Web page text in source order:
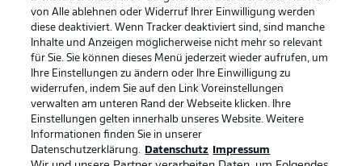
Rechtliche Hinweise Voreinstellungen verwalten
Datenschutz Nutzungsbedingungen
Broadcaster Kontakt
Jobs Impressum
Partner Spieler
Liveticker
von Alle ablehnen oder Widerruf Ihrer Einwilligung werden
diese deaktiviert. Wenn Tracker deaktiviert sind, sind manche
Inhalte und Anzeigen möglicherweise nicht mehr so relevant
für Sie. Sie können dieses Menü jederzeit wieder aufrufen, um
Ihre Einstellungen zu ändern oder Ihre Einwilligung zu
widerrufen, indem Sie auf den Link Voreinstellungen
verwalten am unteren Rand der Webseite klicken. Ihre
Einstellungen gelten innerhalb unseres Website. Weitere
Informationen finden Sie in unserer
Datenschutzerklärung.
Datenschutz Impressum